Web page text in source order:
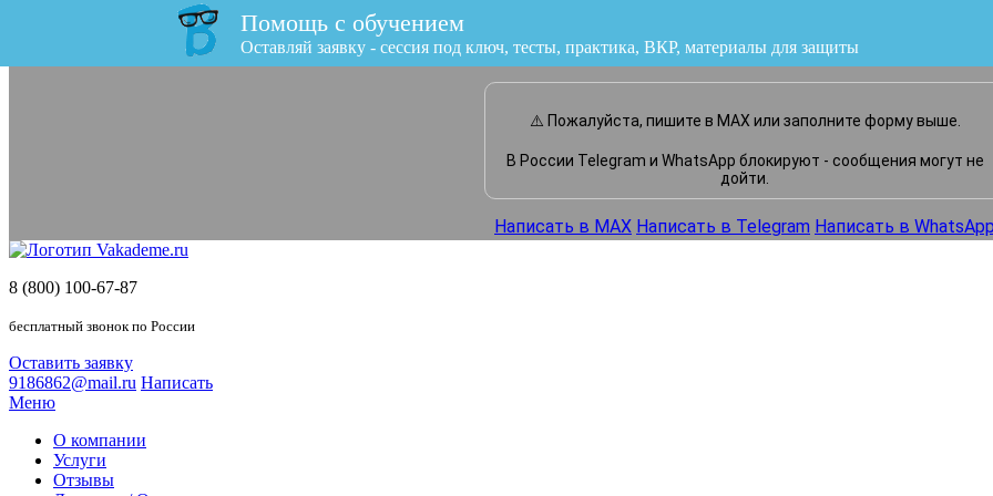
Помощь с обучением
Оставляй заявку - сессия под ключ, тесты, практика, ВКР
или напишите нам прямо сейчас
⚠️ Пожалуйста, пишите в MAX или заполните форму выше.
В России Telegram и WhatsApp блокируют - сообщения могут не
дойти.
Написать в MAX Написать в Telegram Написать в
8 (800) 100-67-87
бесплатный звонок по России
Оставить заявку
9186862@mail.ru Написать
Меню
О компании
Услуги
Отзывы